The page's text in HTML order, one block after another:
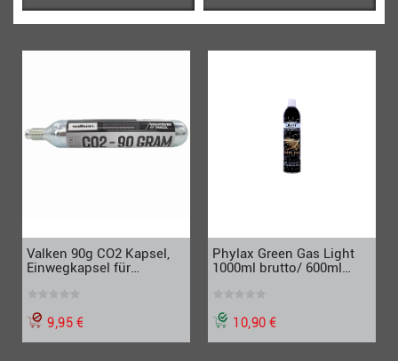
Valken 90g CO2 Kapsel,
Einwegkapsel für
9,95 €
Phylax Green Gas Light
1000ml brutto/ 600ml
10,90 €